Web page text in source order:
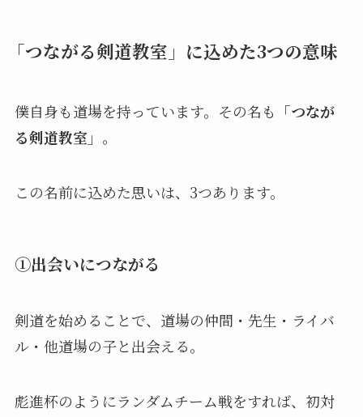
「つながる剣道教室」に込めた3つの意味
僕自身も道場を持っています。その名も 「つなが
る剣道教室」 。
この名前に込めた思いは、3つあります。
①出会いにつながる
剣道を始めることで、道場の仲間・先生・ライバ
ル・他道場の子と出会える。
彪進杯のようにランダムチーム戦をすれば、初対